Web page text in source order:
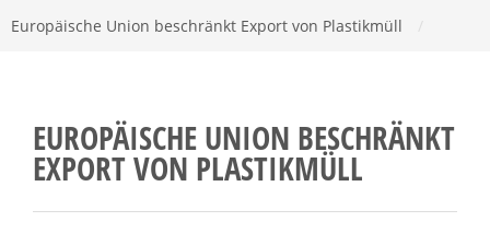
Europäische Union beschränkt Export von Plastikmüll
EUROPÄISCHE UNION BESCHRÄNKT
EXPORT VON PLASTIKMÜLL